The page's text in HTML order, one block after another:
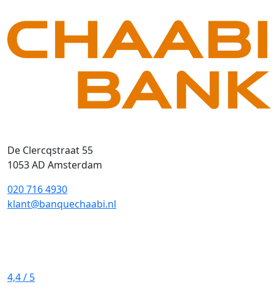
De Clercqstraat 55
1053 AD Amsterdam
020 716 4930
klant@banquechaabi.nl
4,4/ 5